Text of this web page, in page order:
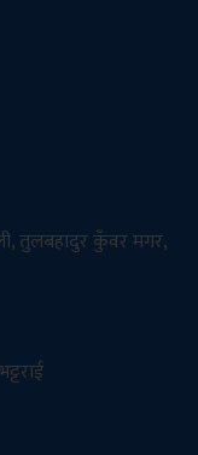
तुलबहादुर कुँवर मगर,